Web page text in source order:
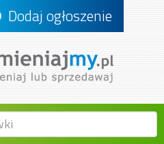
Dodaj ogłoszenie